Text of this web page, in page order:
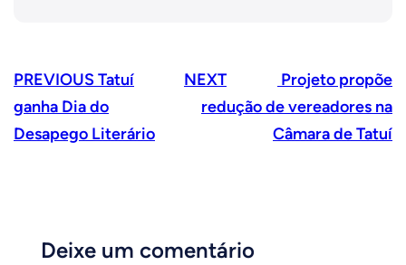
PREVIOUSTatuí
ganha Dia do
Desapego Literário
NEXT
Projeto propõe
redução de vereadores na
Câmara de Tatuí
Deixe um comentário